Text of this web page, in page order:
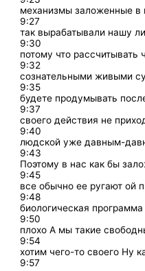
механизмы заложенные в
9:27
так вырабатывали нашу
9:30
потому что рассчитывать
9:32
сознательными живыми
9:35
будете продумывать
9:37
своего действия не
9:40
людской уже давным-
9:43
Поэтому в нас как бы
9:45
все обычно ее ругают ой
9:48
биологическая программа
9:50
плохо А мы такие
9:54
хотим чего-то своего Ну
9:57